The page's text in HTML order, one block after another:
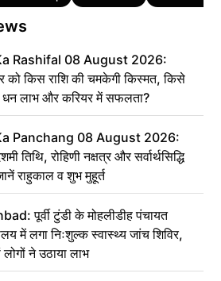
Rashifal 08 August 2026:
को किस राशि की चमकेगी किस्मत, किसे
धन लाभ और करियर में सफलता?
Panchang 08 August 2026:
तिथि, रोहिणी नक्षत्र और सर्वार्थसिद्धि
राहुकाल व शुभ मुहूर्त
पूर्वी टुंडी के मोहलीडीह पंचायत
में लगा निःशुल्क स्वास्थ्य जांच शिविर,
ने उठाया लाभ